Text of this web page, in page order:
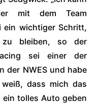
mit dem Team
ein wichtiger Schritt,
zu bleiben, so der
sei einer der
der NWES und habe
dass mich das
tolles Auto geben